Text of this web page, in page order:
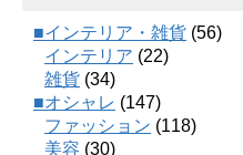
■インテリア・雑貨 (56)
インテリア (22)
雑貨 (34)
■オシャレ (147)
ファッション (118)
美容 (30)